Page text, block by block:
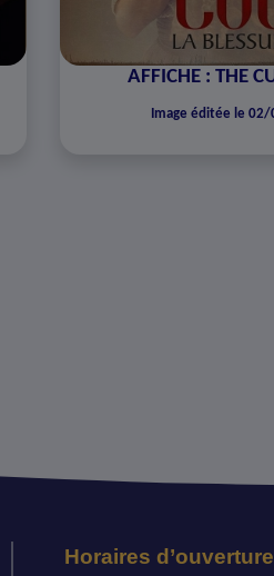
AFFICHE : THE
Image éditée le
Horaires